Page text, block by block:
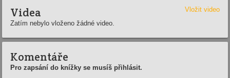
Videa
Vložit video
Zatím nebylo vloženo žádné video.
Komentáře
Pro zapsání do knížky se musíš přihlásit.